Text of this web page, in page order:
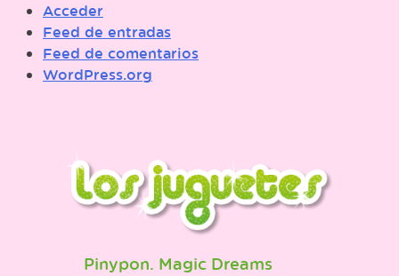
Acceder
Feed de entradas
Feed de comentarios
WordPress.org
Pinypon. Magic Dreams